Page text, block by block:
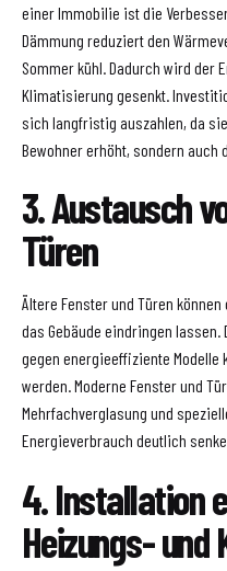
einer Immobilie ist die
Dämmung reduziert den
Sommer kühl. Dadurch wird der
Klimatisierung gesenkt.
sich langfristig auszahlen, da
Bewohner erhöht, sondern auch
3. Austausch
Türen
Ältere Fenster und Türen
das Gebäude eindringen
gegen energieeffiziente
werden. Moderne Fenster und
Mehrfachverglasung und
Energieverbrauch deutlich
4. Installation
Heizungs-